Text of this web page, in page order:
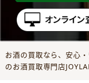
お酒の買取なら、安心
のお酒買取専門店